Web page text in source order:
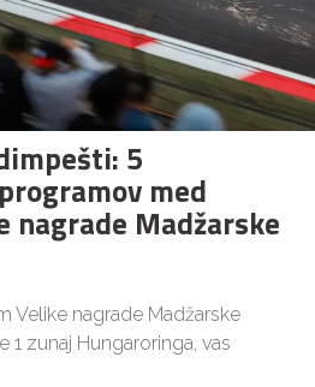
5
med
nagrade Madžarske
Velike nagrade Madžarske
zunaj Hungaroringa, vas